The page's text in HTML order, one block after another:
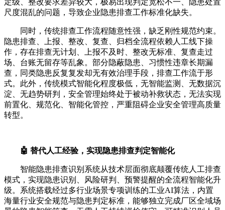
定级、整改要求差异较大，极易出现判定宽松不一、隐患处置
尺度混乱的问题，导致企业隐患排查工作标准化缺失。
同时，传统排查工作流程随意性强，缺乏刚性规范约束。
隐患排查、上报、整改、复查、归档全流程依赖人工线下操
作，存在排查无计划、上报不及时、整改无标准、复查走过
场、台账无留存等乱象。部分隐蔽隐患、习惯性违章长期漏
查，同类隐患反复复发却无有效治理手段，排查工作流于形
式。此外，传统模式智能化程度极低，无智能监测、无数据沉
淀、无趋势研判，安全管理始终处于被动补救状态，无法实现
前置化、规范化、智能化管控，严重阻碍企业安全管理高质量
转型。
🤖 替代人工经验，实现隐患排查判定智能化
智能隐患排查识别系统从技术层面彻底颠覆传统人工排查
模式，实现隐患识别、风险研判、预警提醒的全流程智能化升
级。系统搭载经过多行业场景专项训练的工业AI算法，内置
海量行业安全规范与隐患判定标准，能够独立完成厂区全域场